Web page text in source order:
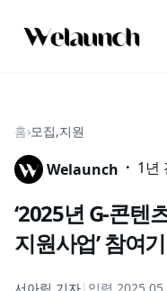
홈›모집,지원
Welaunch · 1년
‘2025년 G-콘텐
지원사업’ 참여